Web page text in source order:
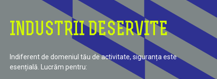
INDUSTRII DESERVITE
Indiferent de domeniul tău de activitate, siguranța este
esențială. Lucrăm pentru: